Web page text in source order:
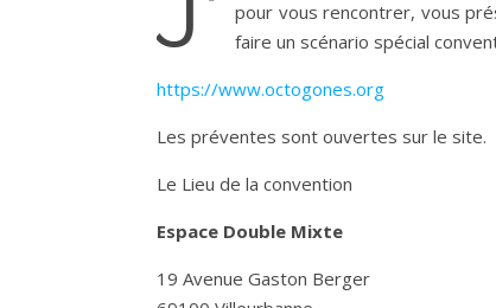
pour vous rencontrer, vous
faire un scénario spécial
https://www.octogones.org
Les préventes sont ouvertes sur le site.
Le Lieu de la convention
Espace Double Mixte
19 Avenue Gaston Berger